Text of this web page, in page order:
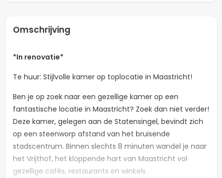
Omschrijving
*In renovatie*
Te huur: Stijlvolle kamer op toplocatie in Maastricht!
Ben je op zoek naar een gezellige kamer op een
fantastische locatie in Maastricht? Zoek dan niet verder!
Deze kamer, gelegen aan de Statensingel, bevindt zich
op een steenworp afstand van het bruisende
stadscentrum. Binnen slechts 8 minuten wandel je naar
het Vrijthof, het kloppende hart van Maastricht vol
gezellige cafés, restaurants en winkels.